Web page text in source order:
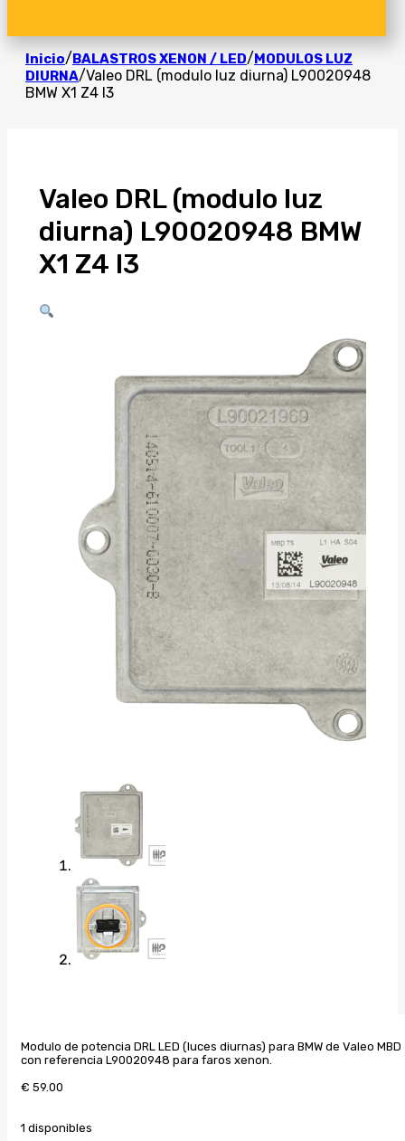
Inicio/BALASTROS XENON / LED/MODULOS LUZ
DIURNA/Valeo DRL (modulo luz diurna) L90020948
BMW X1 Z4 I3
Valeo DRL (modulo luz
diurna) L90020948 BMW
X1 Z4 I3
Modulo de potencia DRL LED (luces diurnas) para BMW de Valeo MBD
con referencia L90020948 para faros xenon.
€ 59.00
1 disponibles